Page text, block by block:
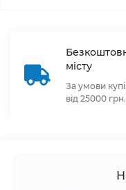
місту
За умови
від 25000 грн.